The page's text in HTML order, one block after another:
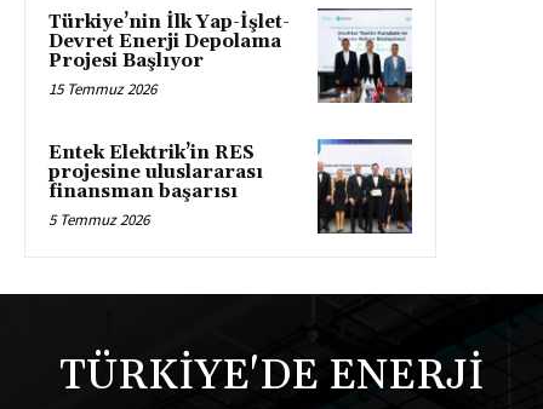
Türkiye’nin İlk Yap-İşlet-
Devret Enerji Depolama
Projesi Başlıyor
15 Temmuz 2026
Entek Elektrik’in RES
projesine uluslararası
finansman başarısı
5 Temmuz 2026
TÜRKİYE'DE ENERJİ